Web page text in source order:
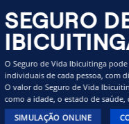
SEGURO
O Seguro de Vida Ibicuitinga
individuais de cada pessoa, com
O valor do Seguro de Vida
como a idade, o estado de
SIMULAÇÃO ONLINE